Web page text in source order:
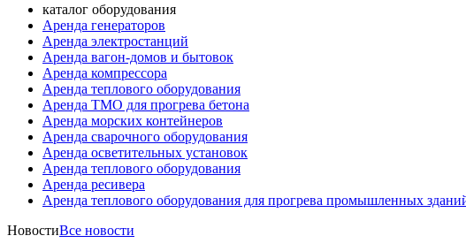
каталог оборудования
Аренда генераторов
Аренда электростанций
Аренда вагон-домов и бытовок
Аренда компрессора
Аренда теплового оборудования
Аренда ТМО для прогрева бетона
Аренда морских контейнеров
Аренда сварочного оборудования
Аренда осветительных установок
Аренда теплового оборудования
Аренда ресивера
Аренда теплового оборудования для прогрева промышленных
НовостиВсе новости